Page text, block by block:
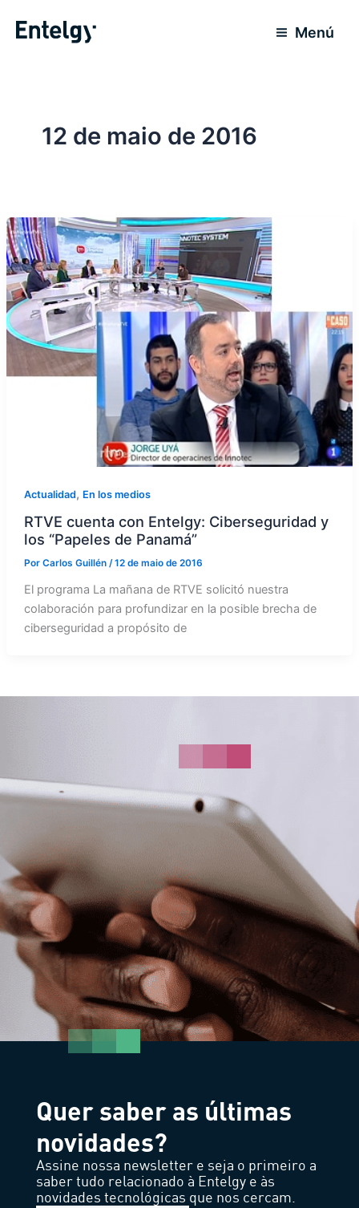
para
Menú
12 de maio de 2016
Actualidad, En los medios
RTVE cuenta con Entelgy: Ciberseguridad y
los “Papeles de Panamá”
Por Carlos Guillén /12 de maio de 2016
El programa La mañana de RTVE solicitó nuestra
colaboración para profundizar en la posible brecha de
ciberseguridad a propósito de
Quer saber as últimas
novidades?
Assine nossa newsletter e seja o primeiro a
saber tudo relacionado à Entelgy e às
novidades tecnológicas que nos cercam.